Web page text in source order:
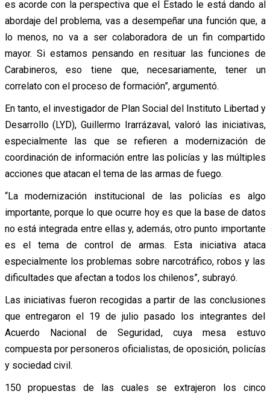
es acorde con la perspectiva que el Estado le está dando al
abordaje del problema, vas a desempeñar una función que, a
lo menos, no va a ser colaboradora de un fin compartido
mayor. Si estamos pensando en resituar las funciones de
Carabineros, eso tiene que, necesariamente, tener un
correlato con el proceso de formación”, argumentó.
En tanto, el investigador de Plan Social del Instituto Libertad y
Desarrollo (LYD), Guillermo Irarrázaval, valoró las iniciativas,
especialmente las que se refieren a modernización de
coordinación de información entre las policías y las múltiples
acciones que atacan el tema de las armas de fuego.
“La modernización institucional de las policías es algo
importante, porque lo que ocurre hoy es que la base de datos
no está integrada entre ellas y, además, otro punto importante
es el tema de control de armas. Esta iniciativa ataca
especialmente los problemas sobre narcotráfico, robos y las
dificultades que afectan a todos los chilenos”, subrayó.
Las iniciativas fueron recogidas a partir de las conclusiones
que entregaron el 19 de julio pasado los integrantes del
Acuerdo Nacional de Seguridad, cuya mesa estuvo
compuesta por personeros oficialistas, de oposición, policías
y sociedad civil.
150 propuestas de las cuales se extrajeron los cinco